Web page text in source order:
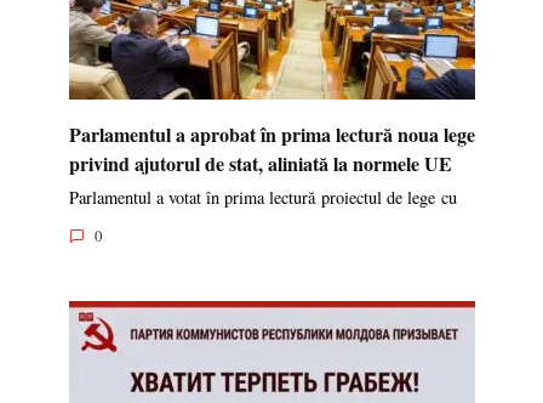
Parlamentul a aprobat în prima lectură noua lege
privind ajutorul de stat, aliniată la normele UE
Parlamentul a votat în prima lectură proiectul de lege cu
0